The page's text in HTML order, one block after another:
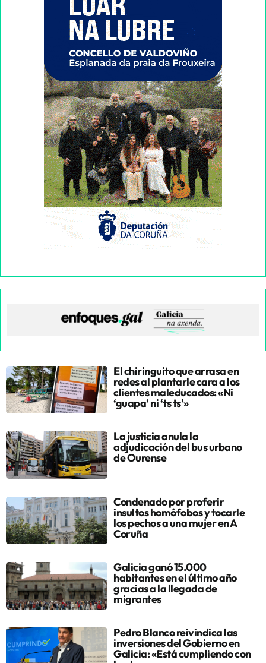
El chiringuito que arrasa en
redes al plantarle cara a los
clientes maleducados: «Ni
‘guapa’ ni ‘ts ts'»
La justicia anula la
adjudicación del bus urbano
de Ourense
Condenado por proferir
insultos homófobos y tocarle
los pechos a una mujer en A
Coruña
Galicia ganó 15.000
habitantes en el último año
gracias a la llegada de
migrantes
Pedro Blanco reivindica las
inversiones del Gobierno en
Galicia: «Está cumpliendo con